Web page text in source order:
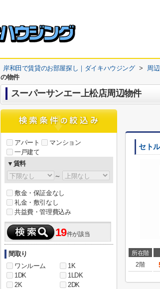
岸和田で賃貸のお部屋探し｜ダイキハウジング > 周
の物件
スーパーサンエー上松店周辺物件
セト
所在階
2階
アパート
マンション
一戸建て
▼賃料
～
敷金・保証金なし
礼金・敷引なし
共益費・管理費込み
19件が該当
間取り
ワンルーム
1K
1DK
1LDK
2K
2DK